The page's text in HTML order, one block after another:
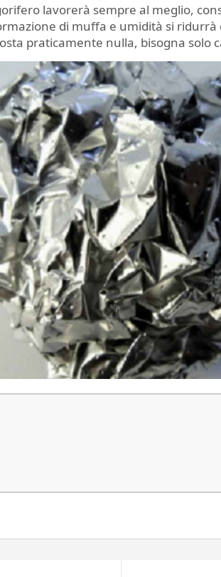
lavorerà sempre al meglio,
di muffa e umidità si ridurrà
praticamente nulla, bisogna solo